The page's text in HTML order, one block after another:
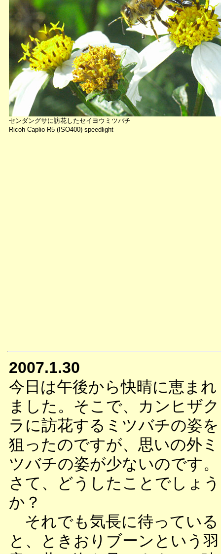
センダングサに訪花したセイヨウミツバチ
Ricoh Caplio R5 (ISO400) speedlight
2007.1.30
今日は午後から快晴に恵まれ
ました。そこで、カンヒザク
ラに訪花するミツバチの姿を
狙ったのですが、思いの外ミ
ツバチの姿が少ないのです。
さて、どうしたことでしょう
か？
それでも気長に待っている
と、ときおりブーンという羽